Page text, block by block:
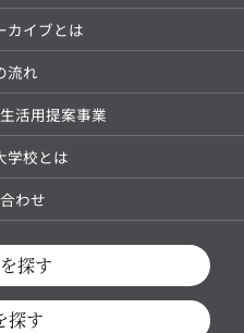
カイブとは
流れ
活用提案事業
学校とは
わせ
探す
探す